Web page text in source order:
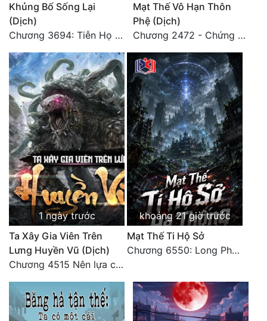
Vô Địch
Võ Hiệp
Võng Du
Xuyên Không
Xuyên Nhanh
Xuyên Sách
Xuyên Thư
Điền Văn
Đô Thị
Đông Phương
Đông Phương Huyền Huyễn
Đồng Nhân
Cẩu Đạo Trường Sinh
Khủng Bố Sống Lại
(Dịch)
Chương 3694: Tiễn Họ Đoạn Đường Cuối - Hoàn
Mạt Thế Vô Hạn Thôn
Phệ (Dịch)
Chương 2472 - Chứng đạo vĩnh hằng! (Đại kết cục) (4)
1 ngày trước
Ta Xây Gia Viên Trên
Lưng Huyền Vũ (Dịch)
Chương 4515 Nên lựa chọn như thế nào?
khoảng 21 giờ trước
Mạt Thế Ti Hộ Sở
Chương 6550: Long Phượng Thần Trận